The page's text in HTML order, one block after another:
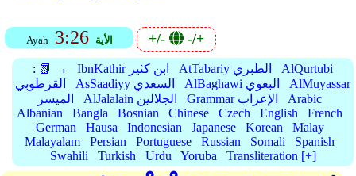
Ayah 3:26 الأية +/- -/+
: 📗 → IbnKathir ابن كثير AtTabariy الطبري
AlQurtubi
القرطوبي
AsSaadiyy السعدي AlBaghawi البغوي
AlMuyassar
الميسر
AlJalalain الجلالين Grammar الإعراب
Arabic
Albanian
Bangla Bosnian Chinese Czech English
French
German
Hausa Indonesian Japanese Korean
Malay
Malayalam
Persian Portuguese Russian Somali
Spanish
Swahili
Turkish Urdu Yoruba Transliteration [+]